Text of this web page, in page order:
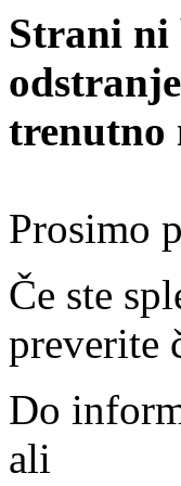
Strani ni
trenutno
Prosimo
Če ste
preverite
Do
ali